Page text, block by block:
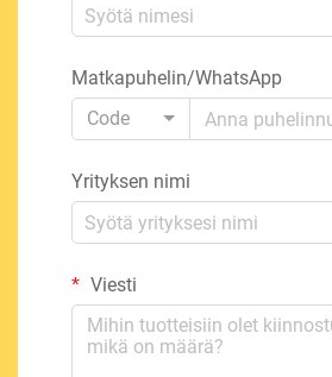
Matkapuhelin/WhatsApp
Code
Yrityksen nimi
Viesti